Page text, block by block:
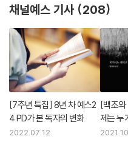
것이라고 새삼 느끼게 해주었다”
기에 더욱 특별하게 다가온다.
일본 아마존 독자 서평
나라면 어떤 상담 편지를 보냈을
시대야말로 나미야 잡화점이 꼭
직장을 찾는 중이지만 좀처럼 자
채널예스 기사 208
[7주년 특집] 8년 차 예스2
4 PD가 본 독자의 변화
2022.07.12.
[백조와
제는 누